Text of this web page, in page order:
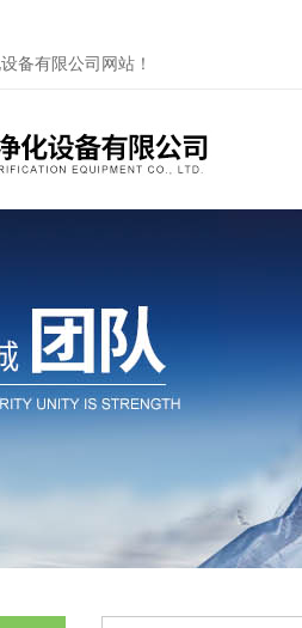
备有限公司网站！